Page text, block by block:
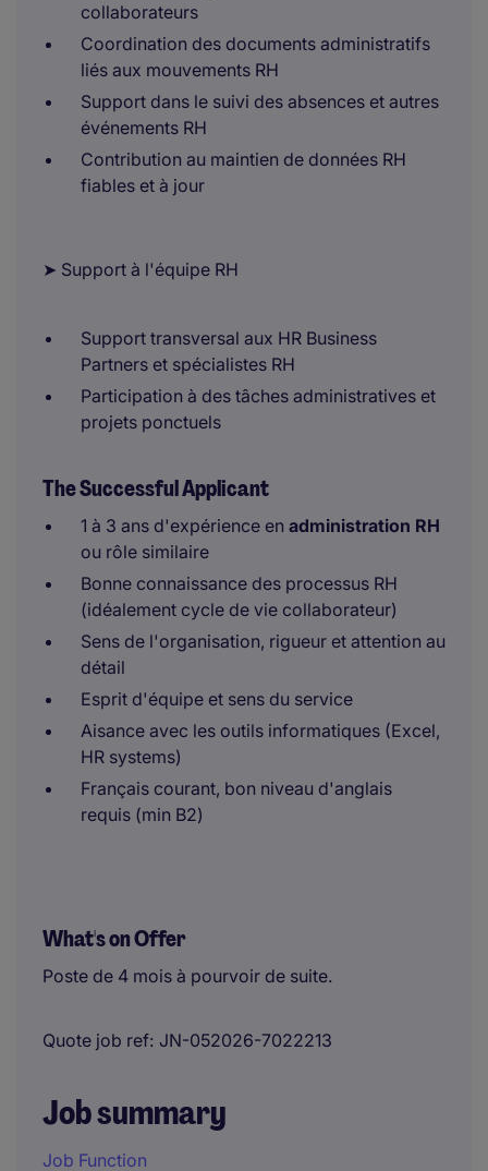
collaborateurs
Coordination des documents administratifs
liés aux mouvements RH
Support dans le suivi des absences et autres
événements RH
Contribution au maintien de données RH
fiables et à jour
➤ Support à l'équipe RH
Support transversal aux HR Business
Partners et spécialistes RH
Participation à des tâches administratives et
projets ponctuels
The Successful Applicant
1 à 3 ans d'expérience en administration RH
ou rôle similaire
Bonne connaissance des processus RH
(idéalement cycle de vie collaborateur)
Sens de l'organisation, rigueur et attention au
détail
Esprit d'équipe et sens du service
Aisance avec les outils informatiques (Excel,
HR systems)
Français courant, bon niveau d'anglais
requis (min B2)
What's on Offer
Poste de 4 mois à pourvoir de suite.
Quote job ref JN-052026-7022213
Job summary
Job Function